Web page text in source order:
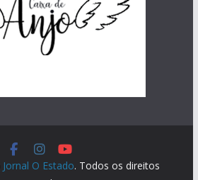
Jornal O Estado. Todos os direitos